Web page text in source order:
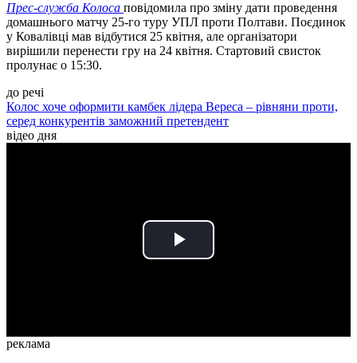
Прес-служба Колоса повідомила про зміну дати проведення
домашнього матчу 25-го туру УПЛ проти Полтави. Поєдинок
у Ковалівці мав відбутися 25 квітня, але організатори
вирішили перенести гру на 24 квітня. Стартовий свисток
пролунає о 15:30.
до речі
Колос хоче оформити камбек лідера Вереса – рівняни проти,
серед конкурентів заможний претендент
відео дня
Play
реклама